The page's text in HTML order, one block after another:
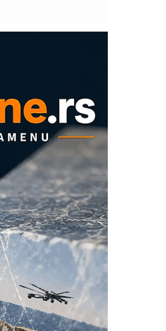
Management
proizvodnju
za savremena